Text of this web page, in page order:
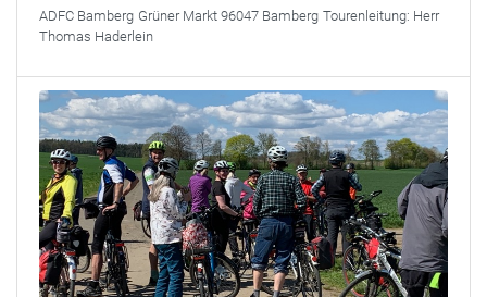
ADFC Bamberg Grüner Markt 96047 Bamberg Tourenleitung: Herr
Thomas Haderlein